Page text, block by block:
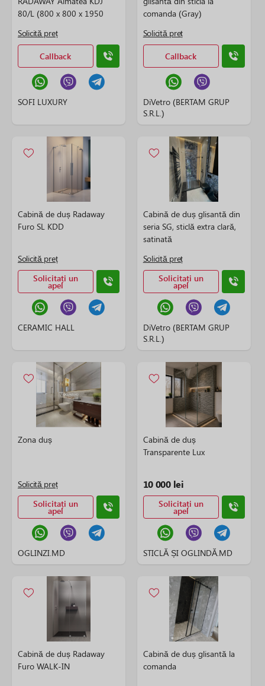
80/L (800 x 800 x 1950
Solicită preț
Callback
SOFI LUXURY
comanda (Gray)
Solicită preț
Callback
DiVetro (BERTAM GRUP
S.R.L.)
Cabină de duș Radaway
Furo SL KDD
Solicită preț
Solicitați un
apel
CERAMIC HALL
Cabină de duș glisantă din
seria SG, sticlă extra clară,
satinată
Solicită preț
Solicitați un
apel
DiVetro (BERTAM GRUP
S.R.L.)
Zona duș
Solicită preț
Solicitați un
apel
OGLINZI.MD
Cabină de duș
Transparente Lux
10 000 lei
Solicitați un
apel
STICLĂ ȘI OGLINDĂ.MD
Cabină de duș Radaway
Furo WALK-IN
Cabină de duș glisantă la
comanda